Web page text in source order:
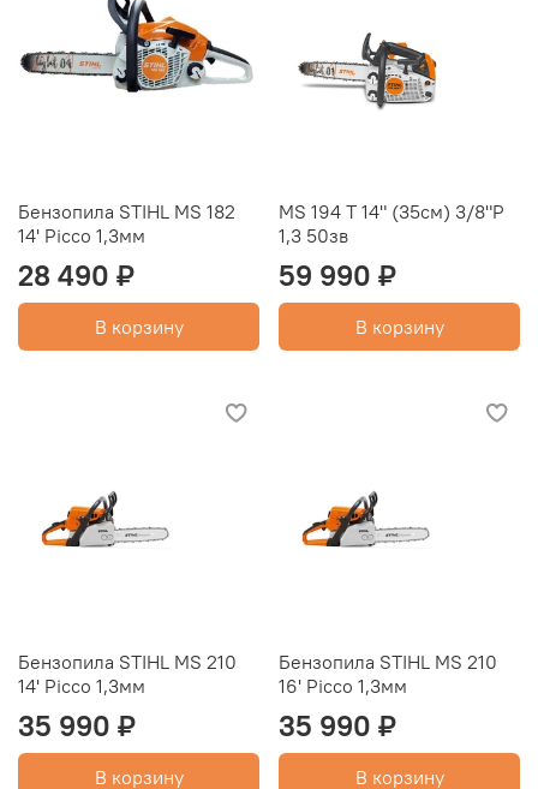
Бензопила STIHL MS 182
14' Picco 1,3мм
28 490 ₽
В корзину
MS 194 Т 14" (35см) 3/8"P
1,3 50зв
59 990 ₽
В корзину
Бензопила STIHL MS 210
14' Picco 1,3мм
35 990 ₽
В корзину
Бензопила STIHL MS 210
16' Picco 1,3мм
35 990 ₽
В корзину